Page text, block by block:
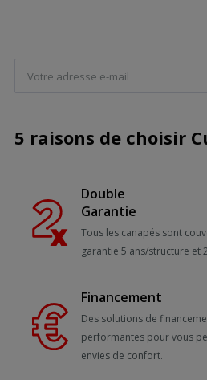
5 raisons de choisir
Double
Garantie
Tous les canapés sont
garantie 5 ans/structure et
Financement
Des solutions de
performantes pour vous
envies de confort.